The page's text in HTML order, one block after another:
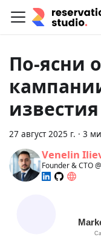
По‑ясни
известия
27 август 2025 г. · 3
Venelin
Founder & CTO